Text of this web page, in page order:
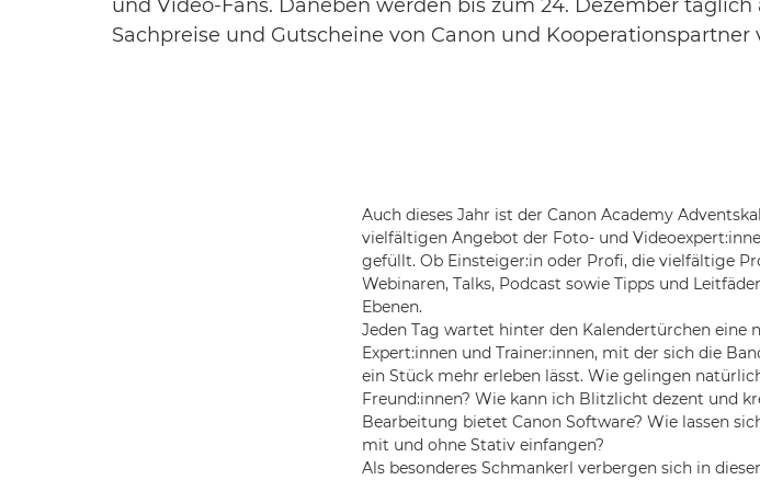
und Video-Fans. Daneben werden bis zum 24. Dezember
Sachpreise und Gutscheine von Canon und Kooperationspartner
Auch dieses Jahr ist der Canon Academy
vielfältigen Angebot der Foto- und
gefüllt. Ob Einsteiger:in oder Profi, die vielfältige
Webinaren, Talks, Podcast sowie Tipps und
Ebenen.
Jeden Tag wartet hinter den Kalendertürchen eine
Expert:innen und Trainer:innen, mit der sich die
ein Stück mehr erleben lässt. Wie gelingen
Freund:innen? Wie kann ich Blitzlicht dezent und
Bearbeitung bietet Canon Software? Wie lassen
mit und ohne Stativ einfangen?
Als besonderes Schmankerl verbergen sich in